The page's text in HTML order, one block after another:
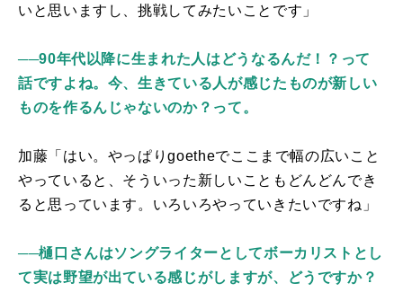
いと思いますし、挑戦してみたいことです」
──90年代以降に生まれた人はどうなるんだ！？って
話ですよね。今、生きている人が感じたものが新しい
ものを作るんじゃないのか？って。
加藤「はい。やっぱりgoetheでここまで幅の広いこと
やっていると、そういった新しいこともどんどんでき
ると思っています。いろいろやっていきたいですね」
──樋口さんはソングライターとしてボーカリストとし
て実は野望が出ている感じがしますが、どうですか？